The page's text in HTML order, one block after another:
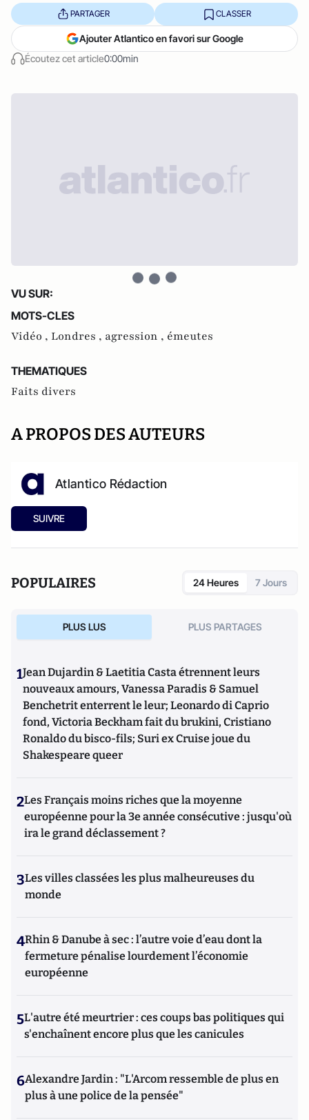
Écoutez cet article0:00min
PARTAGER CLASSER
Ajouter Atlantico en favori sur Google
VU SUR:
MOTS-CLES
Vidéo , Londres , agression , émeutes
THEMATIQUES
Faits divers
A PROPOS DES AUTEURS
Atlantico Rédaction
SUIVRE
POPULAIRES 24 Heures 7 Jours
PLUS LUS PLUS PARTAGES
1Jean Dujardin & Laetitia Casta étrennent leurs
nouveaux amours, Vanessa Paradis & Samuel
Benchetrit enterrent le leur; Leonardo di Caprio
fond, Victoria Beckham fait du brukini, Cristiano
Ronaldo du bisco-fils; Suri ex Cruise joue du
Shakespeare queer
2Les Français moins riches que la moyenne
européenne pour la 3e année consécutive : jusqu'où
ira le grand déclassement ?
3Les villes classées les plus malheureuses du
monde
4Rhin & Danube à sec : l’autre voie d’eau dont la
fermeture pénalise lourdement l’économie
européenne
5L'autre été meurtrier : ces coups bas politiques qui
s'enchaînent encore plus que les canicules
6Alexandre Jardin : "L'Arcom ressemble de plus en
plus à une police de la pensée"